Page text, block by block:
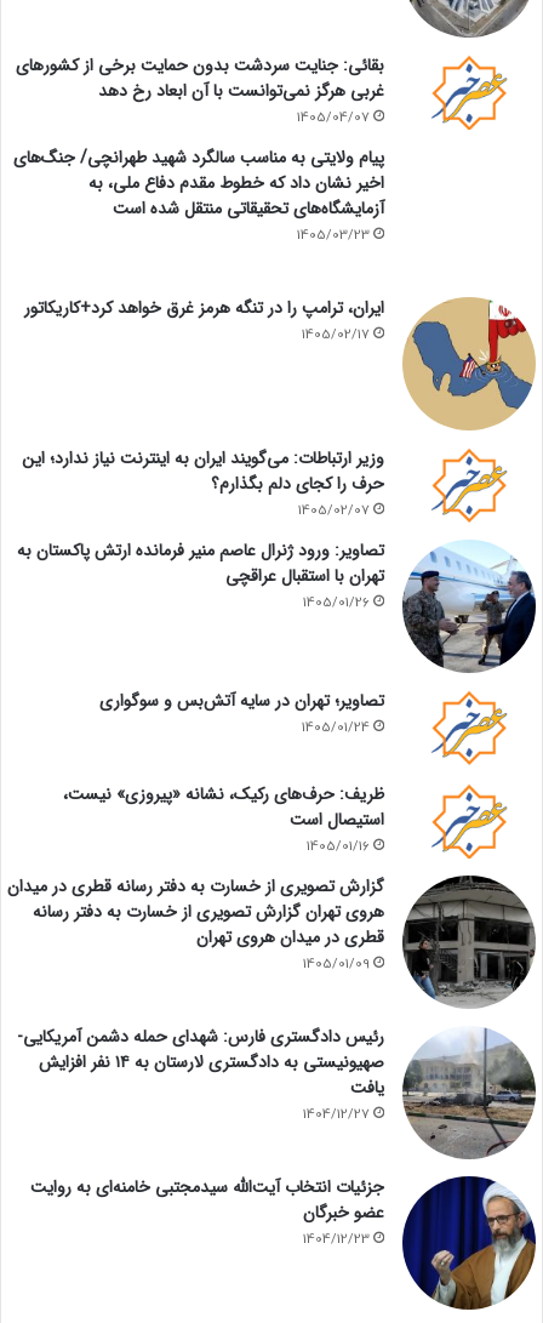
بقائی: جنایت سردشت بدون حمایت برخی از کشورهای
غربی هرگز نمی‌توانست با آن ابعاد رخ دهد
1405/04/07
پیام ولایتی به مناسب سالگرد شهید طهرانچی/ جنگ‌های
اخیر نشان داد که خطوط مقدم دفاع ملی، به
آزمایشگاه‌های تحقیقاتی منتقل شده است
1405/03/23
ایران، ترامپ را در تنگه هرمز غرق خواهد کرد+کاریکاتور
1405/02/17
وزیر ارتباطات: می‌گویند ایران به اینترنت نیاز ندارد؛ این
حرف را کجای دلم بگذارم؟
1405/02/07
تصاویر: ورود ژنرال عاصم منیر فرمانده ارتش پاکستان به
تهران با استقبال عراقچی
1405/01/26
تصاویر؛ تهران در سایه آتش‌بس و سوگواری
1405/01/24
ظریف: حرف‌های رکیک، نشانه «پیروزی» نیست،
استیصال است
1405/01/16
گزارش تصویری از خسارت به دفتر رسانه قطری در میدان
هروی تهران گزارش تصویری از خسارت به دفتر رسانه
قطری در میدان هروی تهران
1405/01/09
رئیس دادگستری فارس: شهدای حمله دشمن آمریکایی-
صهیونیستی به دادگستری لارستان به ۱۴ نفر افزایش
یافت
1404/12/27
جزئیات انتخاب آیت‌الله سیدمجتبی خامنه‌ای به روایت
عضو خبرگان
1404/12/23